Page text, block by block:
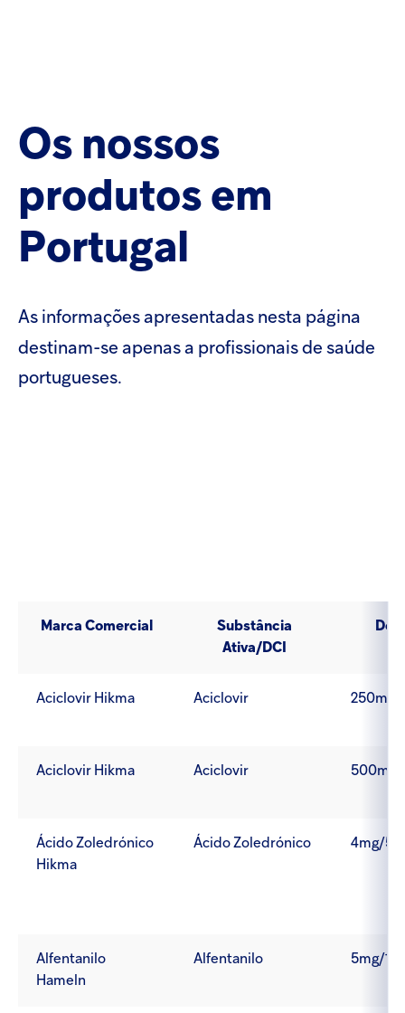
Search
world
Popular searches
Careers
Products
Responsabilidade
Os nossos
produtos em
Portugal
As informações apresentadas nesta página
destinam-se apenas a profissionais de saúde
portugueses.
Marca Comercial
Substância
Ativa/DCI
Aciclovir Hikma Aciclovir 250mg
Aciclovir Hikma Aciclovir 500mg
Ácido Zoledrónico
Hikma
Ácido Zoledrónico 4mg/
Alfentanilo
Hameln
Alfentanilo 5mg/